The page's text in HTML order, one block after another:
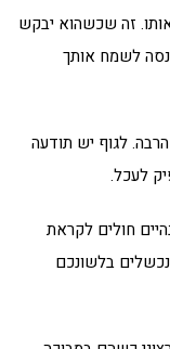
אותו. זה שכשהוא יבקש
לשמח אותך
לגוף יש תודעה
לעכל.
חולים לקראת
בלשונכם